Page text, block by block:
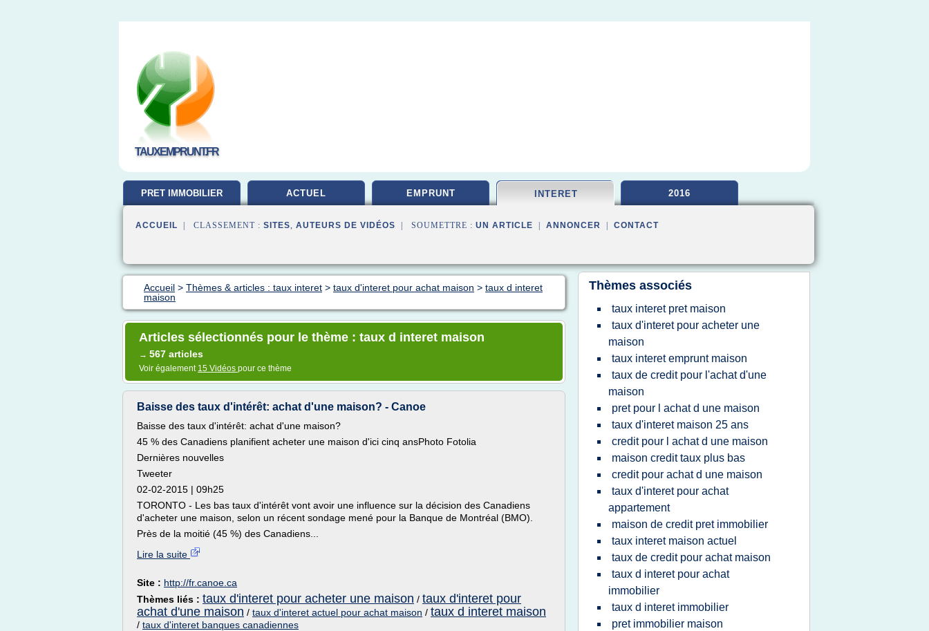
TAUXEMPRUNT.FR
PRET IMMOBILIER ACTUEL EMPRUNT INTERET 2016
ACCUEIL | CLASSEMENT : SITES, AUTEURS DE VIDÉOS | SOUMETTRE : UN ARTICLE ANNONCER CONTACT
Accueil > Thèmes & articles : taux interet > taux d'interet pour achat maison > taux d interet
maison
Articles sélectionnés pour le thème : taux d interet maison
→ 567 articles
Voir également 15 Vidéos pour ce thème
Baisse des taux d'intérêt: achat d'une maison? - Canoe
Baisse des taux d'intérêt: achat d'une maison?
45 % des Canadiens planifient acheter une maison d'ici cinq ansPhoto Fotolia
Dernières nouvelles
Tweeter
02-02-2015 | 09h25
TORONTO - Les bas taux d'intérêt vont avoir une influence sur la décision des Canadiens
d'acheter une maison, selon un récent sondage mené pour la Banque de Montréal (BMO).
Près de la moitié (45 %) des Canadiens...
Lire la suite
Site : http://fr.canoe.ca
Thèmes liés : taux d'interet pour acheter une maison / taux d'interet pour
achat d'une maison / taux d'interet actuel pour achat maison / taux d interet maison
/ taux d'interet banques canadiennes
Thèmes associés
taux interet pret maison
taux d'interet pour acheter une
maison
taux interet emprunt maison
taux de credit pour l'achat d'une
maison
pret pour l achat d une maison
taux d'interet maison 25 ans
credit pour l achat d une maison
maison credit taux plus bas
credit pour achat d une maison
taux d'interet pour achat
appartement
maison de credit pret immobilier
taux interet maison actuel
taux de credit pour achat maison
taux d interet pour achat
immobilier
taux d interet immobilier
pret immobilier maison